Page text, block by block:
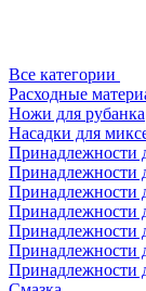
Все категории
Расходные
Ножи для рубанка
Насадки для
Принадлежности
Принадлежности
Принадлежности
Принадлежности
Принадлежности
Принадлежности
Принадлежности